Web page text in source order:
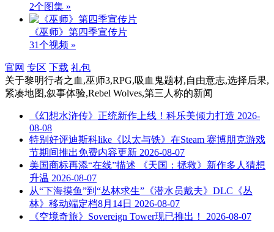
2个图集 »
《巫师》第四季宣传片
31个视频 »
官网 专区 下载 礼包
关于黎明行者之血,巫师3,RPG,吸血鬼题材,自由意志,选择后果,
紧凑地图,叙事体验,Rebel Wolves,第三人称的新闻
《幻想水浒传》正统新作上线！科乐美倾力打造 2026-
08-08
特别好评迪斯科like《以太与铁》在Steam 赛博朋克游戏
节期间推出免费内容更新 2026-08-07
美国商标再添“在线”描述 《天国：拯救》新作多人猜想
升温 2026-08-07
从“下海摸鱼”到“丛林求生”《潜水员戴夫》DLC《丛
林》移动端定档8月14日 2026-08-07
《空境奇旅》Sovereign Tower现已推出！
2026-08-07